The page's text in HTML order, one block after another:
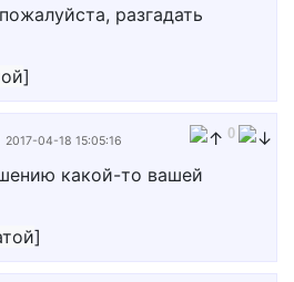
разгадать
]
2017-04-18 15:05:16 0
какой-то вашей
]